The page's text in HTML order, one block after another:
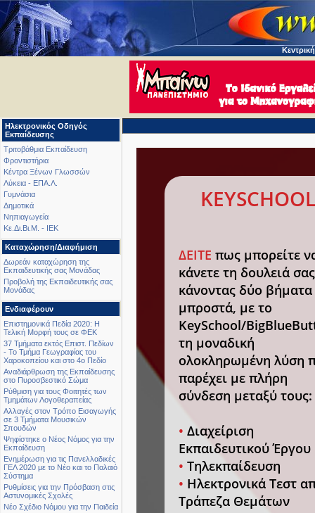
Ηλεκτρονικός Οδηγός
Εκπαίδευσης
Τριτοβάθμια Εκπαίδευση
Φροντιστήρια
Κέντρα Ξένων Γλωσσών
Λύκεια - ΕΠΑ.Λ.
Γυμνάσια
Δημοτικά
Νηπιαγωγεία
Κε.Δι.Βι.Μ. - ΙΕΚ
Καταχώρηση/Διαφήμιση
Δωρεάν καταχώρηση της
Εκπαιδευτικής σας Μονάδας
Προβολή της Εκπαιδευτικής σας
Μονάδας
Ενδιαφέρουν
Επιστημονικά Πεδία 2020: Η
Τελική Μορφή τους σε ΦΕΚ
37 Τμήματα εκτός Επιστ. Πεδίων
- Το Τμήμα Γεωγραφίας του
Χαροκοπείου και στο 4ο Πεδίο
Αναδιάρθρωση της Εκπαίδευσης
στο Πυροσβεστικό Σώμα
Ρύθμιση για τους Φοιτητές των
Τμημάτων Λογοθεραπείας
Αλλαγές στον Τρόπο Εισαγωγής
σε 3 Τμήματα Μουσικών
Σπουδών
Ψηφίστηκε ο Νέος Νόμος για την
Εκπαίδευση
Ενημέρωση για τις Πανελλαδικές
ΓΕΛ 2020 με το Νέο και το Παλαιό
Σύστημα
Ρυθμίσεις για την Πρόσβαση στις
Αστυνομικές Σχολές
Νέο Σχέδιο Νόμου για την Παιδεία
ΔΕΙΤΕ πως μπορείτε
κάνετε τη δουλειά
κάνοντας δύο βήματα
μπροστά, με το
KeySchool/
τη μοναδική
ολοκληρωμένη λύση
παρέχει με πλήρη
σύνδεση μεταξύ τους:
• Διαχείριση
Εκπαιδευτικού Έργου
• Τηλεκπαίδευση
• Ηλεκτρονικά Τεστ
Τράπεζα Θεμάτων